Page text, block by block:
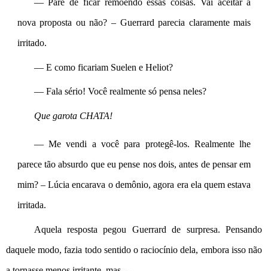
— Pare de ficar remoendo essas coisas. Vai aceitar a
nova proposta ou não? – Guerrard parecia claramente mais
irritado.
— E como ficariam Suelen e Heliot?
— Fala sério! Você realmente só pensa neles?
Que garota CHATA!
— Me vendi a você para protegê-los. Realmente lhe
parece tão absurdo que eu pense nos dois, antes de pensar em
mim? – Lúcia encarava o demônio, agora era ela quem estava
irritada.
Aquela resposta pegou Guerrard de surpresa. Pensando
daquele modo, fazia todo sentido o raciocínio dela, embora isso não